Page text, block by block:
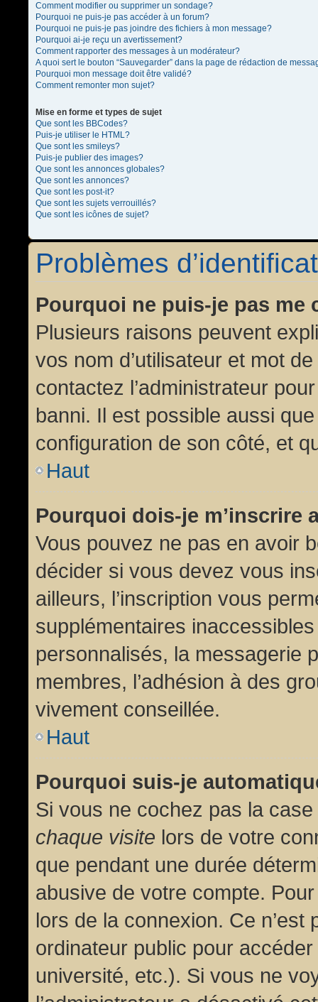
Comment modifier ou supprimer un sondage?
Pourquoi ne puis-je pas accéder à un forum?
Pourquoi ne puis-je pas joindre des fichiers à mon message?
Pourquoi ai-je reçu un avertissement?
Comment rapporter des messages à un modérateur?
A quoi sert le bouton “Sauvegarder” dans la page de rédaction de
Pourquoi mon message doit être validé?
Comment remonter mon sujet?
Mise en forme et types de sujet
Que sont les BBCodes?
Puis-je utiliser le HTML?
Que sont les smileys?
Puis-je publier des images?
Que sont les annonces globales?
Que sont les annonces?
Que sont les post-it?
Que sont les sujets verrouillés?
Que sont les icônes de sujet?
Problèmes
Pourquoi ne puis-je pas me
Plusieurs raisons peuvent
vos nom d’utilisateur et mot
contactez l’administrateur
banni. Il est possible aussi
configuration de son côté, et
Haut
Pourquoi dois-je m’inscrire
Vous pouvez ne pas en avoir
décider si vous devez vous
ailleurs, l’inscription vous
supplémentaires
personnalisés, la messagerie
membres, l’adhésion à des
vivement conseillée.
Haut
Pourquoi suis-je
Si vous ne cochez pas la case
chaque visite lors de votre
que pendant une durée
abusive de votre compte.
lors de la connexion. Ce
ordinateur public pour
université, etc.). Si vous ne